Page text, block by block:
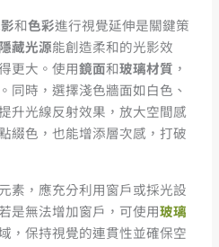
和色彩進行視覺延伸是關鍵策
隱藏光源能創造柔和的光影效
更大。使用鏡面和玻璃材質 ，
同時，選擇淺色牆面如白色、
升光線反射效果，放大空間感
綴色，也能增添層次感，打破
素，應充分利用窗戶或採光設
是無法增加窗戶，可使用玻璃
，保持視覺的連貫性並確保空